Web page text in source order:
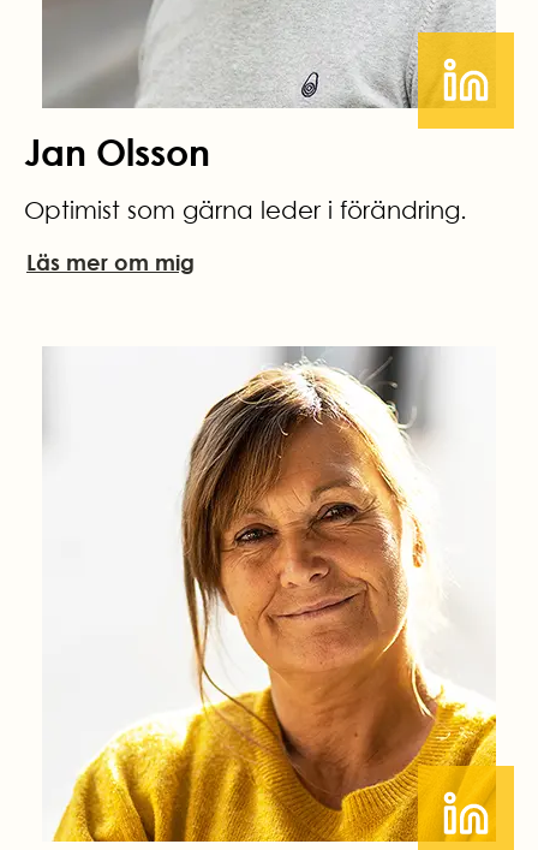
Jan Olsson
Optimist som gärna leder i förändring.
Läs mer om mig